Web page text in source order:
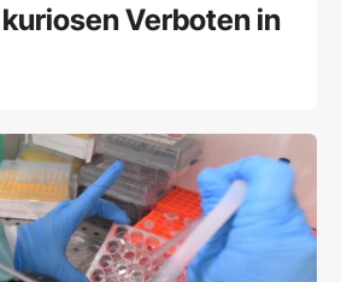
Verboten in